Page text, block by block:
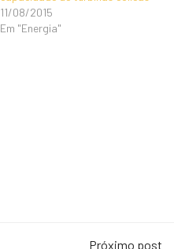
11/08/2015
Em "Energia"
Próximo post